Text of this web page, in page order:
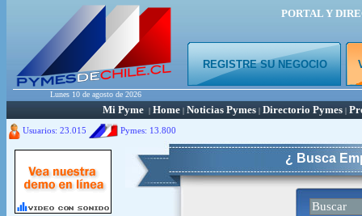
PORTAL Y
REGISTRE SU NEGOCIO
Lunes 10 de agosto de 2026
Mi Pyme | Home | Noticias Pymes | Directorio Pymes |
Usuarios: 23.015 Pymes: 13.800
¿ Busca